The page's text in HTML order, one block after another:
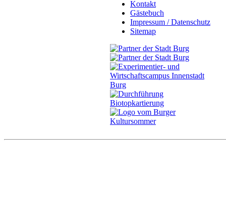
Kontakt
Gästebuch
Impressum / Datenschutz
Sitemap